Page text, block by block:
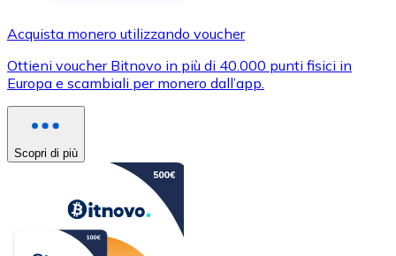
Acquista monero utilizzando voucher
Ottieni voucher Bitnovo in più di 40.000 punti fisici in
Europa e scambiali per monero dall’app.
Scopri di più